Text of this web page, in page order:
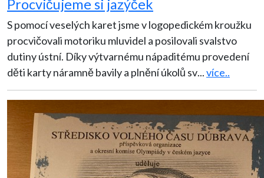
Procvičujeme si jazýček
S pomocí veselých karet jsme v logopedickém kroužku
procvičovali motoriku mluvidel a posilovali svalstvo
dutiny ústní. Díky výtvarnému nápaditému provedení
děti karty náramně bavily a plnění úkolů sv...více..